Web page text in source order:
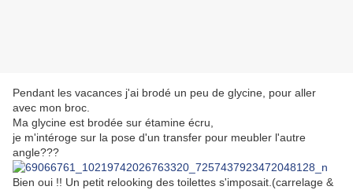
Pendant les vacances j'ai brodé un peu de glycine, pour aller
avec mon broc.
Ma glycine est brodée sur étamine écru,
je m'intéroge sur la pose d'un transfer pour meubler l'autre
angle???
Bien oui !! Un petit relooking des toilettes s'imposait.(carrelage &